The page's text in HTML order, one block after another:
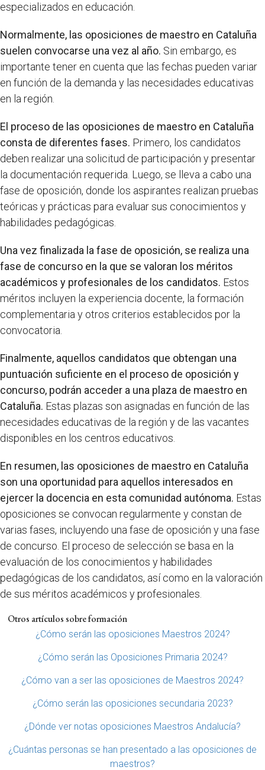
especializados en educación.
Normalmente, las oposiciones de maestro en Cataluña
suelen convocarse una vez al año. Sin embargo, es
importante tener en cuenta que las fechas pueden variar
en función de la demanda y las necesidades educativas
en la región.
El proceso de las oposiciones de maestro en Cataluña
consta de diferentes fases. Primero, los candidatos
deben realizar una solicitud de participación y presentar
la documentación requerida. Luego, se lleva a cabo una
fase de oposición, donde los aspirantes realizan pruebas
teóricas y prácticas para evaluar sus conocimientos y
habilidades pedagógicas.
Una vez finalizada la fase de oposición, se realiza una
fase de concurso en la que se valoran los méritos
académicos y profesionales de los candidatos. Estos
méritos incluyen la experiencia docente, la formación
complementaria y otros criterios establecidos por la
convocatoria.
Finalmente, aquellos candidatos que obtengan una
puntuación suficiente en el proceso de oposición y
concurso, podrán acceder a una plaza de maestro en
Cataluña. Estas plazas son asignadas en función de las
necesidades educativas de la región y de las vacantes
disponibles en los centros educativos.
En resumen, las oposiciones de maestro en Cataluña
son una oportunidad para aquellos interesados en
ejercer la docencia en esta comunidad autónoma. Estas
oposiciones se convocan regularmente y constan de
varias fases, incluyendo una fase de oposición y una fase
de concurso. El proceso de selección se basa en la
evaluación de los conocimientos y habilidades
pedagógicas de los candidatos, así como en la valoración
de sus méritos académicos y profesionales.
Otros artículos sobre formación
¿Cómo serán las oposiciones Maestros 2024?
¿Cómo serán las Oposiciones Primaria 2024?
¿Cómo van a ser las oposiciones de Maestros 2024?
¿Cómo serán las oposiciones secundaria 2023?
¿Dónde ver notas oposiciones Maestros Andalucía?
¿Cuántas personas se han presentado a las oposiciones de
maestros?